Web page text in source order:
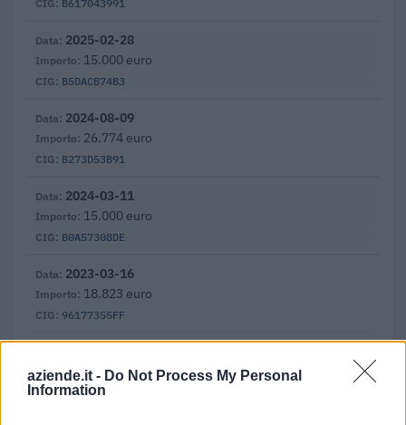
aziende.it - Do Not Process My Personal
Information
B617043991
B5DACB74B3
2025-02-28
15.000 euro
B273D53B91
2024-08-09
26.774 euro
B0A57308DE
2024-03-11
15.000 euro
96177355FF
2023-03-16
18.823 euro
licenza CC BY-SA 4.0). Ogni CIG e' verificabile sul portale ANAC.